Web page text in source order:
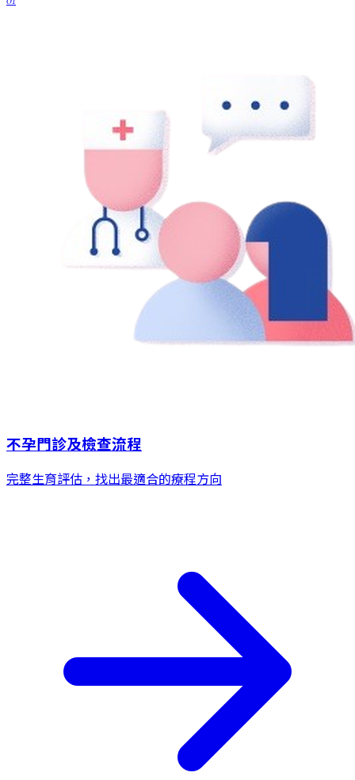
不孕門診及檢查流程
完整生育評估，找出最適合的療程方向